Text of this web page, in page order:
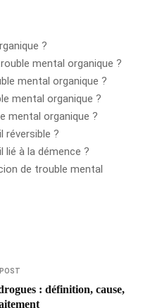
?
mental organique ?
mental organique ?
mental organique ?
mental organique ?
réversible ?
à la démence ?
de trouble mental
: définition, cause,